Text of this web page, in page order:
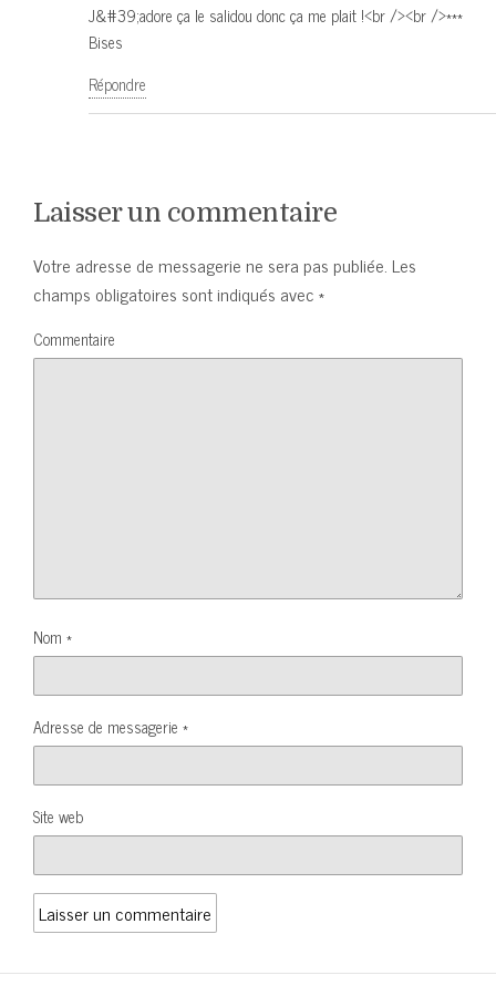
J&#39;adore ça le salidou donc ça me plait !<br /><br />***
Bises
Répondre
Laisser un commentaire
Votre adresse de messagerie ne sera pas publiée. Les
champs obligatoires sont indiqués avec*
Commentaire
Nom *
Adresse de messagerie *
Site web